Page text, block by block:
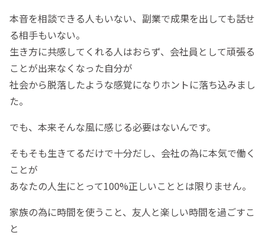
本音を相談できる人もいない、副業で成果を出しても話せ
る相手もいない。
生き方に共感してくれる人はおらず、会社員として頑張る
ことが出来なくなった自分が
社会から脱落したような感覚になりホントに落ち込みまし
た。
でも、本来そんな風に感じる必要はないんです。
そもそも生きてるだけで十分だし、会社の為に本気で働く
ことが
あなたの人生にとって100%正しいこととは限りません。
家族の為に時間を使うこと、友人と楽しい時間を過ごすこ
と